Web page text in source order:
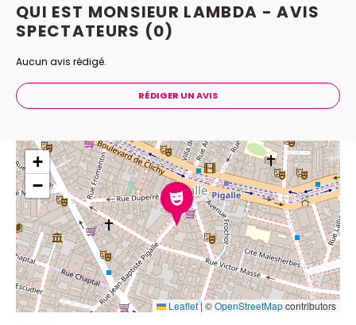
QUI EST MONSIEUR LAMBDA - AVIS
SPECTATEURS (0)
Aucun avis rédigé.
RÉDIGER UN AVIS
+
−
Leaflet|©OpenStreetMapcontributors